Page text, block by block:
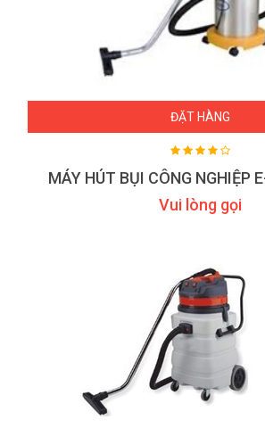
ĐẶT HÀNG
MÁY HÚT BỤI CÔNG NGHIỆP
Vui lòng gọi